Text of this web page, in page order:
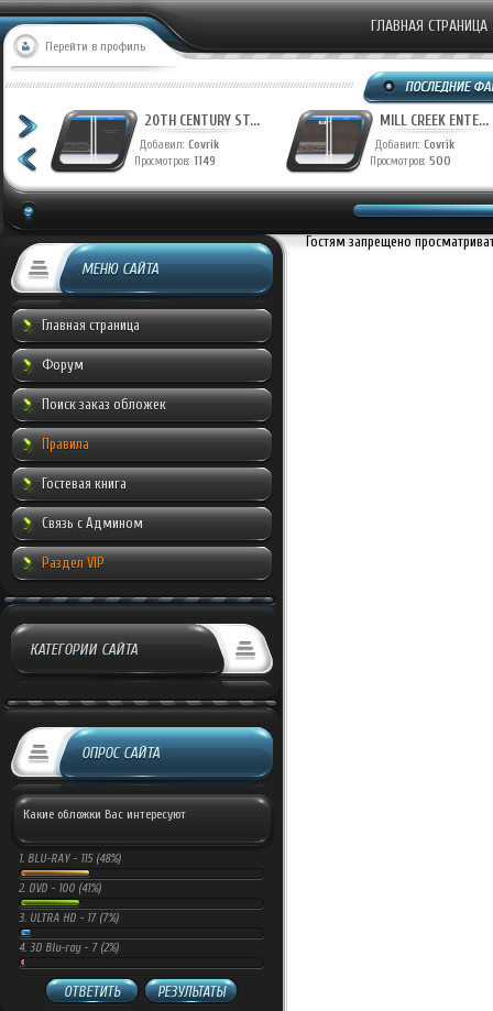
Перейти в профиль
ГЛАВНАЯ СТРАНИЦА
20TH CENTURY ST...
Добавил: Covrik
Просмотров: 1149
MILL CREEK ENTE...
Добавил: Covrik
Просмотров: 500
МЕНЮ САЙТА
Главная страница
Форум
Поиск заказ обложек
Правила
Гостевая книга
Связь с Админом
Раздел VIP
КАТЕГОРИИ САЙТА
ОПРОС САЙТА
Какие обложки Вас интересуют
1. BLU-RAY - 115 (48%)
2. DVD - 100 (41%)
3. ULTRA HD - 17 (7%)
4. 3D Blu-ray - 7 (2%)
ОТВЕТИТЬ РЕЗУЛЬТАТЫ
Гостям запрещено